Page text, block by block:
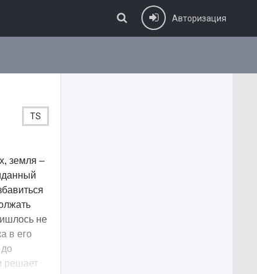
Авторизация
TS
земля –
не
в его
решает